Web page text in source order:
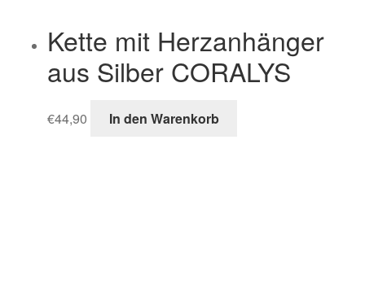
Kette mit Herzanhänger
aus Silber CORALYS
€44,90 In den Warenkorb